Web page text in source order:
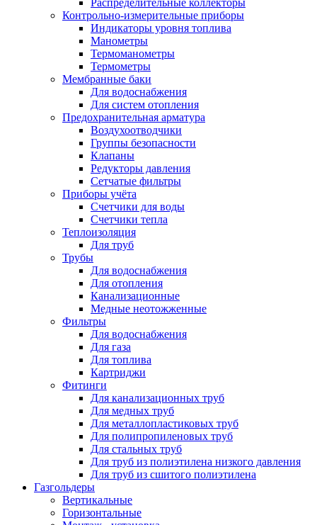
Распределительные коллекторы
Контрольно-измерительные приборы
Индикаторы уровня топлива
Манометры
Термоманометры
Термометры
Мембранные баки
Для водоснабжения
Для систем отопления
Предохранительная арматура
Воздухоотводчики
Группы безопасности
Клапаны
Редукторы давления
Сетчатые фильтры
Приборы учёта
Счетчики для воды
Счетчики тепла
Теплоизоляция
Для труб
Трубы
Для водоснабжения
Для отопления
Канализационные
Медные неотожженные
Фильтры
Для водоснабжения
Для газа
Для топлива
Картриджи
Фитинги
Для канализационных труб
Для медных труб
Для металлопластиковых труб
Для полипропиленовых труб
Для стальных труб
Для труб из полиэтилена низкого давления
Для труб из сшитого полиэтилена
Газгольдеры
Вертикальные
Горизонтальные